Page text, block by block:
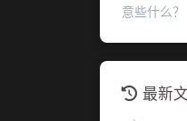
意些什么？
最新